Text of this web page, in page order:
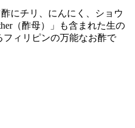
にチリ、にんにく、ショウ
（酢母）」も含まれた生の
ィリピンの万能なお酢で